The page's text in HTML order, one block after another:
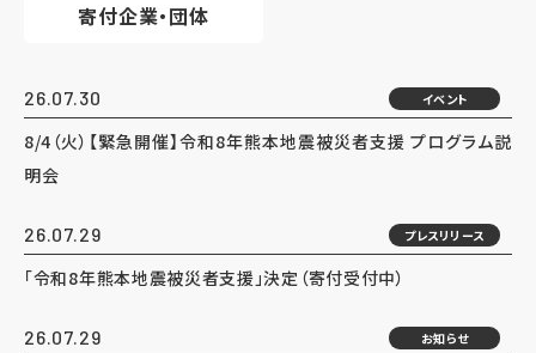
寄付企業・団体
26.07.30 イベント
8/4（火）【緊急開催】令和8年熊本地震被災者支援 プログラム説
明会
26.07.29 プレスリリース
「令和8年熊本地震被災者支援」決定（寄付受付中）
26.07.29 お知らせ